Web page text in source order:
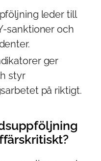
leder till
sanktioner och
ger
styr
på riktigt.